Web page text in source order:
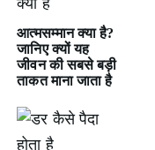
आत्मसम्मान क्या है?
जानिए क्यों यह
जीवन की सबसे बड़ी
ताकत माना जाता है